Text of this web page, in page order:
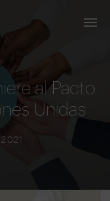
al Pacto
Unidas